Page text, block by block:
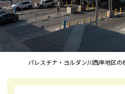
パレスチナ・ヨルダン川西岸地区の